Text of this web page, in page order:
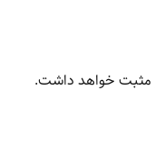
مثبت خواهد داشت.